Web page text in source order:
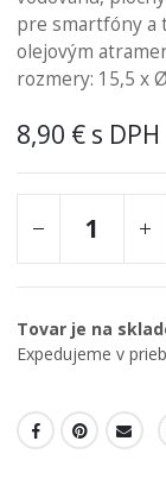
pre smartfóny a
olejovým
rozmery: 15,5 x
8,90 €
Tovar je na
Expedujeme v